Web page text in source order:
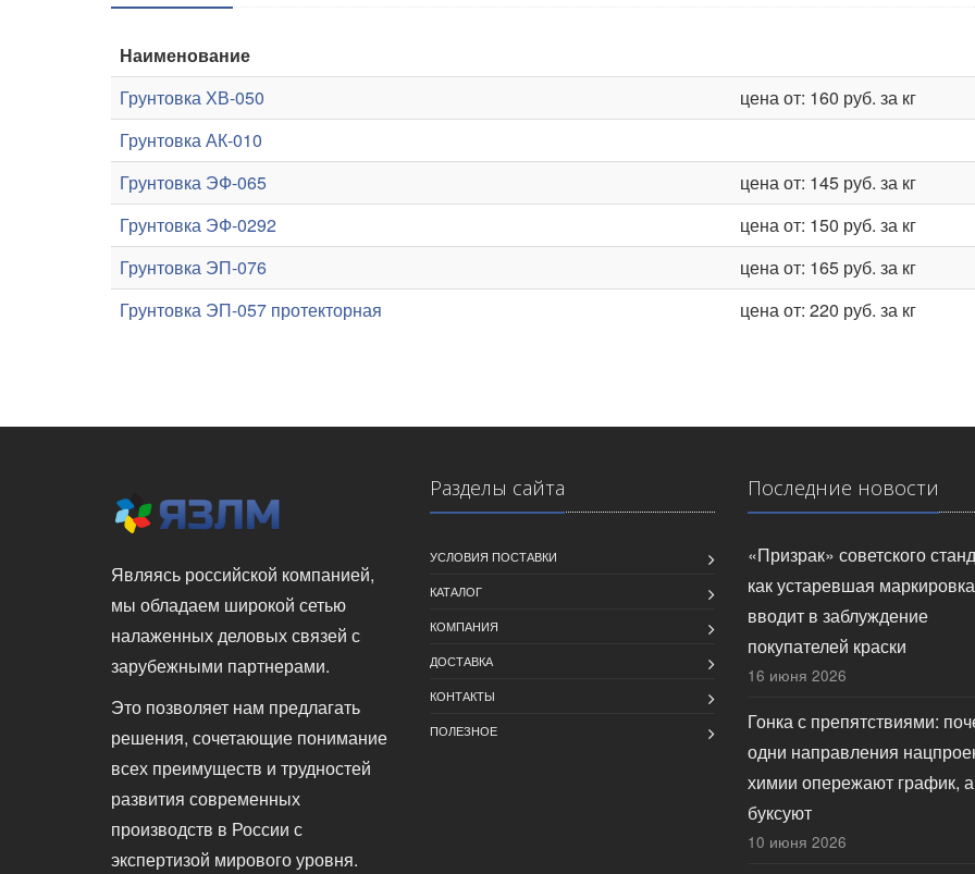
Наименование
Грунтовка ХВ-050
цена от: 160 руб. за кг
Грунтовка АК-010
Грунтовка ЭФ-065
цена от: 145 руб. за кг
Грунтовка ЭФ-0292
цена от: 150 руб. за кг
Грунтовка ЭП-076
цена от: 165 руб. за кг
Грунтовка ЭП-057 протекторная
цена от: 220 руб. за кг
Являясь российской компанией,
мы обладаем широкой сетью
налаженных деловых связей с
зарубежными партнерами.
Это позволяет нам предлагать
решения, сочетающие понимание
всех преимуществ и трудностей
развития современных
производств в России с
экспертизой мирового уровня.
Разделы сайта
УСЛОВИЯ ПОСТАВКИ
КАТАЛОГ
КОМПАНИЯ
ДОСТАВКА
КОНТАКТЫ
ПОЛЕЗНОЕ
Последние новости
«Призрак» советского
как устаревшая маркировка
вводит в заблуждение
покупателей краски
16 июня 2026
Гонка с препятствиями:
одни направления
химии опережают график,
буксуют
10 июня 2026